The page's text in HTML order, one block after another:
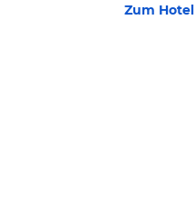
Zum Hotel